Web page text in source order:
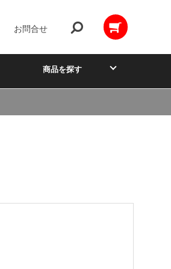
お問合せ
商品を探す